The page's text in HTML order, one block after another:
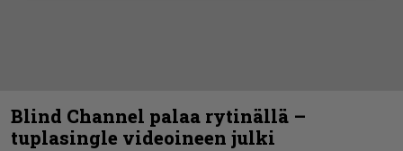
Blind Channel palaa rytinällä –
tuplasingle videoineen julki